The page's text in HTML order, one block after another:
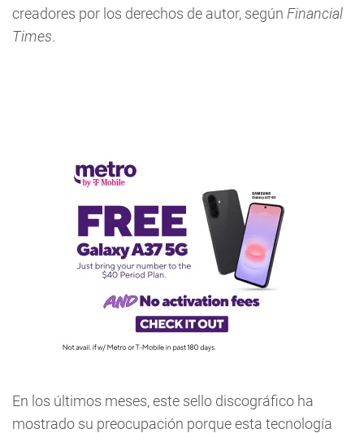
creadores por los derechos de autor, según Financial
Times.
En los últimos meses, este sello discográfico ha
mostrado su preocupación porque esta tecnología